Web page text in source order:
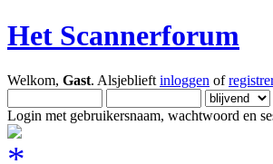
Het Scannerforum
Welkom, Gast. Alsjeblieft inloggen of
Login met gebruikersnaam, wachtwoord en